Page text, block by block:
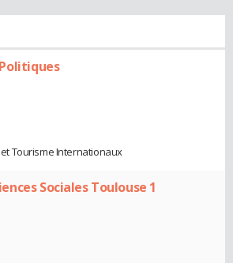
Tourisme Internationaux
Sociales Toulouse 1